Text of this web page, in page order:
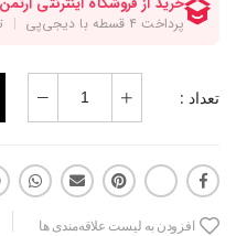
تعداد :
افزودن به لیست علاقه‌مندی ها